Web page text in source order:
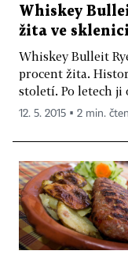
Whiskey
žita ve
Whiskey Bulleit
procent žita.
století. Po letech ji
12. 5. 2015 ▪ 2 min.